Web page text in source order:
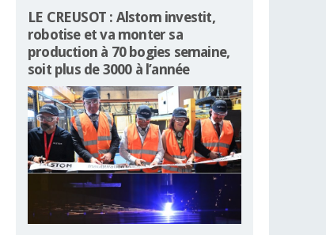
LE CREUSOT : Alstom investit,
robotise et va monter sa
production à 70 bogies semaine,
soit plus de 3000 à l’année